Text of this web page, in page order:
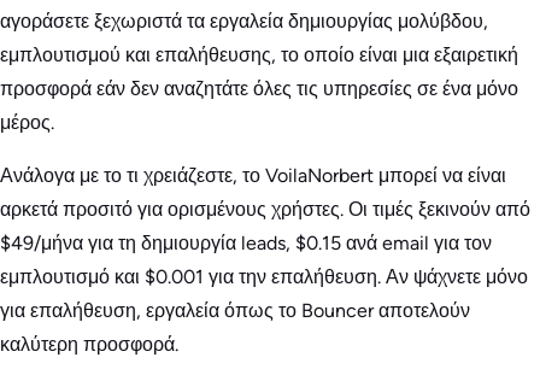
αγοράσετε ξεχωριστά τα εργαλεία δημιουργίας μολύβδου,
εμπλουτισμού και επαλήθευσης, το οποίο είναι μια εξαιρετική
προσφορά εάν δεν αναζητάτε όλες τις υπηρεσίες σε ένα μόνο
μέρος.
Ανάλογα με το τι χρειάζεστε, το VoilaNorbert μπορεί να είναι
αρκετά προσιτό για ορισμένους χρήστες. Οι τιμές ξεκινούν από
$49/μήνα για τη δημιουργία leads, $0.15 ανά email για τον
εμπλουτισμό και $0.001 για την επαλήθευση. Αν ψάχνετε μόνο
για επαλήθευση, εργαλεία όπως το Bouncer αποτελούν
καλύτερη προσφορά.